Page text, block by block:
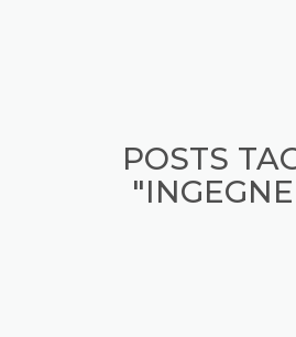
POSTS